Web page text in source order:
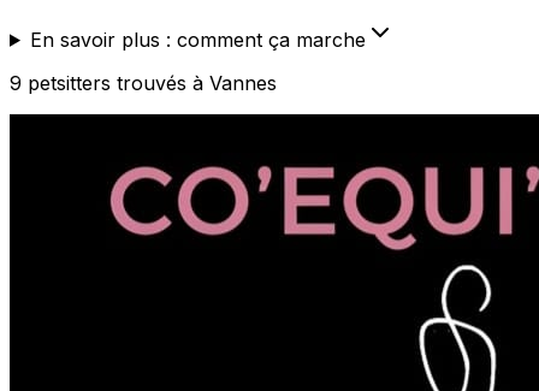
En savoir plus : comment ça marche
9 petsitters trouvés à Vannes